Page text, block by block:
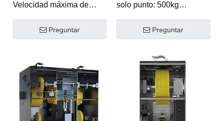
controlador
Velocidad máxima de
elevación: 0.42m / s
Trayota estándar: 8
/ s ~ 0.42m / s
Preguntar
solo punto: 500kg
Velocidad máxima de
elevación: 0.42m / s
metros a 11 metros.
Velocidad nominal: 0.27m
/ s ~ 0.42m / s
Preguntar